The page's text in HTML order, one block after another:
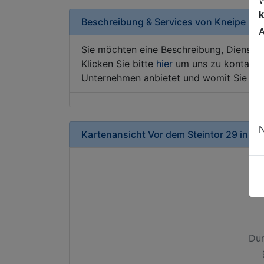
Beschreibung & Services von Kneipe
Sie möchten eine Beschreibung,
Klicken Sie bitte hier um uns zu
Unternehmen anbietet und womit Sie
Kartenansicht Vor dem Steintor 29 in